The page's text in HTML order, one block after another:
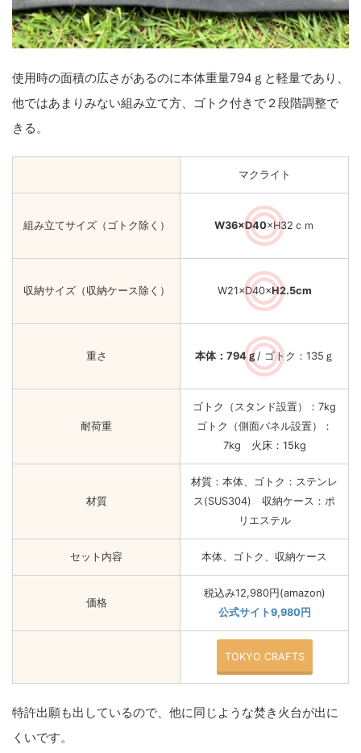
使用時の面積の広さがあるのに本体重量794ｇと軽量であり、
他ではあまりみない組み立て方、ゴトク付きで２段階調整で
きる。
マクライト
組み立てサイズ（ゴトク除く） W36×D40×H32ｃｍ
収納サイズ（収納ケース除く） W21×D40×H2.5cm
重さ 本体：794ｇ / ゴトク：135ｇ
耐荷重
ゴトク（スタンド設置）：7kg
ゴトク（側面パネル設置）：
7kg 火床：15kg
材質
材質：本体、ゴトク：ステンレ
ス(SUS304) 収納ケース：ポ
リエステル
セット内容 本体、ゴトク、収納ケース
価格
税込み12,980円(amazon)
公式サイト9,980円
TOKYO CRAFTS
特許出願も出しているので、他に同じような焚き火台が出に
くいです。